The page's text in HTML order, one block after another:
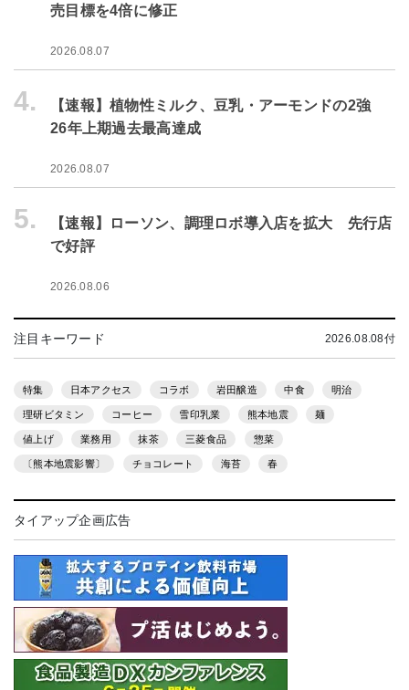
売目標を4倍に修正
2026.08.07
4.
【速報】植物性ミルク、豆乳・アーモンドの2強
26年上期過去最高達成
2026.08.07
5.
【速報】ローソン、調理ロボ導入店を拡大 先行店
で好評
2026.08.06
注目キーワード 2026.08.08付
特集 日本アクセス コラボ 岩田醸造 中食 明治
理研ビタミン コーヒー 雪印乳業 熊本地震 麺
値上げ 業務用 抹茶 三菱食品 惣菜
〔熊本地震影響〕 チョコレート 海苔 春
タイアップ企画広告